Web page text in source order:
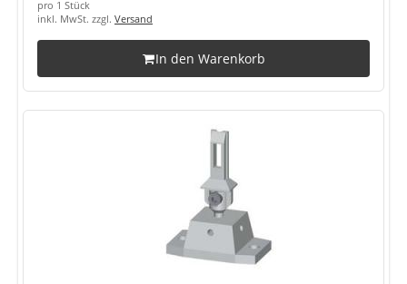
pro 1 Stück
inkl. MwSt. zzgl. Versand
In den Warenkorb